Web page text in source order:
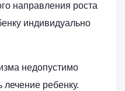
направления роста
индивидуально
недопустимо
лечение ребенку.